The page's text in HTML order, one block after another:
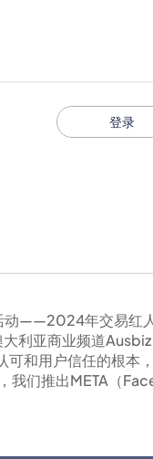
登录
动——2024年交易红
利亚商业频道
和用户信任的根本
我们推出META（